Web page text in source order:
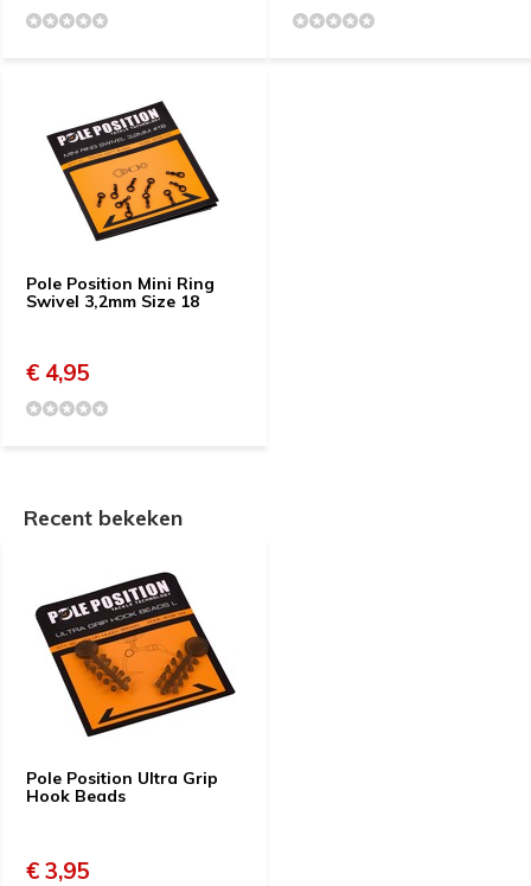
Pole Position Mini Ring
Swivel 3,2mm Size 18
€ 4,95
Recent bekeken
Pole Position Ultra Grip
Hook Beads
€ 3,95